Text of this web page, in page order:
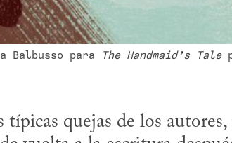
Balbusso para The Handmaid’s Tale
quejas de los